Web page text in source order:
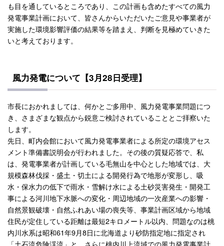
も目を通しているところであり、この計画も含めたすべての風力
発電事業計画において、皆さんからいただいたご意見や事業者が
実施した環境影響評価の結果等を踏まえ、判断を見極めていきた
いと考えております。
風力発電について【3月28日受理】
市長におかれましては、何かとご多用中、風力発電事業問題につ
き、さまざまな観点から鋭意ご検討されていることとご拝察いた
します。
先日、町内会館において風力発電事業者による所定の環境アセス
メント準備書説明会が行われました。その後の質疑応答で、私
は、発電事業者が計画している毛無山を中心とした地域では、大
規模森林伐採・盛土・切土による開発行為で地形が変形し、吸
水・保水力の低下で雨水・雪解け水による土砂災害発生・開発工
事による河川地下水脈への変化・周辺地域の一次産業への影響・
自然景観破壊・自然ふれあい場の喪失等、事業計画区域から地域
住民が定住している距離は最短2キロメートル以内、問題なのは桃
内川水系は昭和61年9月8日に北海道より砂防指定地に指定され
「土石流危険渓流」と、さらに桃内川上流域での風力発電事業計